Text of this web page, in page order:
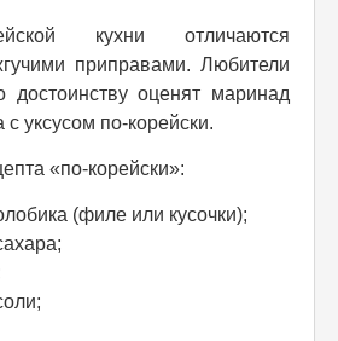
кухни отличаются
приправами. Любители
достоинству оценят маринад
с уксусом по-корейски.
«по-корейски»:
(филе или кусочки);